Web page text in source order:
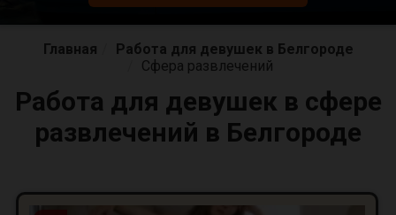
Главная
Работа для девушек в Белгороде
Сфера развлечений
Работа для девушек в сфере
развлечений в Белгороде